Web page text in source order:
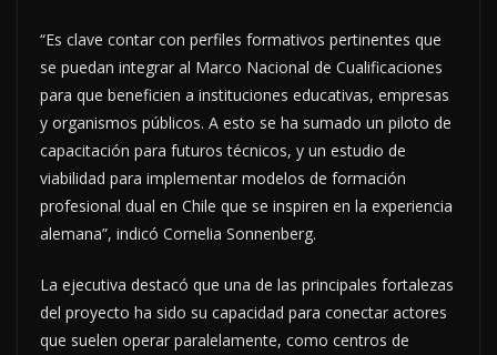
“Es clave contar con perfiles formativos pertinentes que
se puedan integrar al Marco Nacional de Cualificaciones
para que beneficien a instituciones educativas, empresas
y organismos públicos. A esto se ha sumado un piloto de
capacitación para futuros técnicos, y un estudio de
viabilidad para implementar modelos de formación
profesional dual en Chile que se inspiren en la experiencia
alemana”, indicó Cornelia Sonnenberg.
La ejecutiva destacó que una de las principales fortalezas
del proyecto ha sido su capacidad para conectar actores
que suelen operar paralelamente, como centros de